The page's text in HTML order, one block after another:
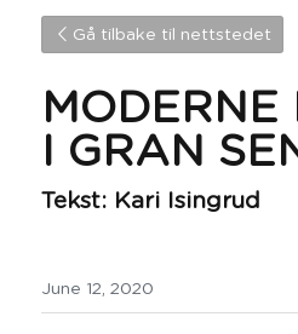
Gå tilbake til nettstedet
MODERNE
I GRAN
Tekst: Kari Isingrud
June 12, 2020